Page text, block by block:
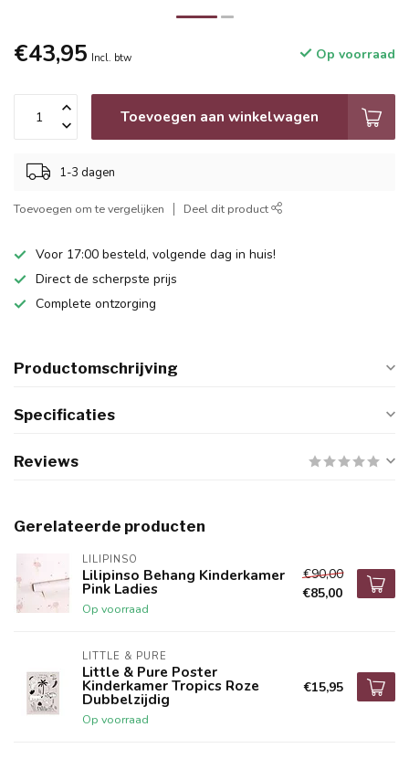
€43,95 Incl. btw Op voorraad
Toevoegen aan winkelwagen
1-3 dagen
Toevoegen om te vergelijken Deel dit product
Voor 17:00 besteld, volgende dag in huis!
Direct de scherpste prijs
Complete ontzorging
Productomschrijving
Specificaties
Reviews
Gerelateerde producten
LILIPINSO
Lilipinso Behang Kinderkamer
Pink Ladies
Op voorraad
€90,00
€85,00
LITTLE & PURE
Little & Pure Poster
Kinderkamer Tropics Roze
Dubbelzijdig
Op voorraad
€15,95